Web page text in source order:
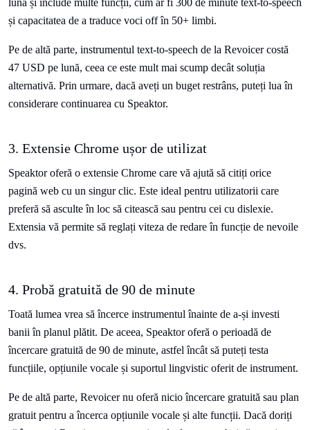
lună și include multe funcții, cum ar fi 300 de minute text-to-speech
și capacitatea de a traduce voci off în 50+ limbi.
Pe de altă parte, instrumentul text-to-speech de la Revoicer costă
47 USD pe lună, ceea ce este mult mai scump decât soluția
alternativă. Prin urmare, dacă aveți un buget restrâns, puteți lua în
considerare continuarea cu Speaktor.
3. Extensie Chrome ușor de utilizat
Speaktor oferă o extensie Chrome care vă ajută să citiți orice
pagină web cu un singur clic. Este ideal pentru utilizatorii care
preferă să asculte în loc să citească sau pentru cei cu dislexie.
Extensia vă permite să reglați viteza de redare în funcție de nevoile
dvs.
4. Probă gratuită de 90 de minute
Toată lumea vrea să încerce instrumentul înainte de a-și investi
banii în planul plătit. De aceea, Speaktor oferă o perioadă de
încercare gratuită de 90 de minute, astfel încât să puteți testa
funcțiile, opțiunile vocale și suportul lingvistic oferit de instrument.
Pe de altă parte, Revoicer nu oferă nicio încercare gratuită sau plan
gratuit pentru a încerca opțiunile vocale și alte funcții. Dacă doriți